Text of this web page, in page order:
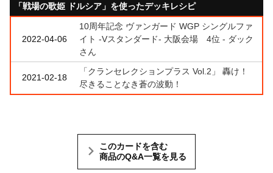
「戦場の歌姫 ドルシア」を使ったデッキレシピ
2022-04-06
10周年記念 ヴァンガード WGP シングルファ
イト -Vスタンダード- 大阪会場 4位 - ダック
さん
2021-02-18
「クランセレクションプラス Vol.2」 轟け！
尽きることなき蒼の波動！
このカードを含む
商品のQ&A一覧を見る